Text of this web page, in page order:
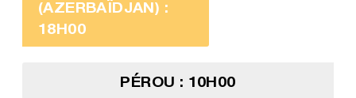
(AZERBAÏDJAN) :
18H00
PÉROU : 10H00